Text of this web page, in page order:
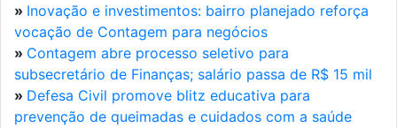
» Inovação e investimentos: bairro planejado reforça
vocação de Contagem para negócios
» Contagem abre processo seletivo para
subsecretário de Finanças; salário passa de R$ 15 mil
» Defesa Civil promove blitz educativa para
prevenção de queimadas e cuidados com a saúde